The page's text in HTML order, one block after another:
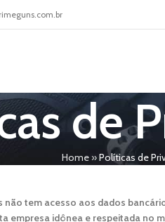
de
Home»Políticas de
não tem acesso aos dados
empresa idônea e respeitada